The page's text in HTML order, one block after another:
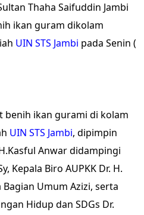
Thaha Saifuddin Jambi
ikan guram dikolam
UIN STS Jambi pada Senin (
benih ikan gurami di kolam
UIN STS Jambi, dipimpin
Anwar didampingi
Kepala Biro AUPKK Dr. H.
Umum Azizi, serta
Hidup dan SDGs Dr.